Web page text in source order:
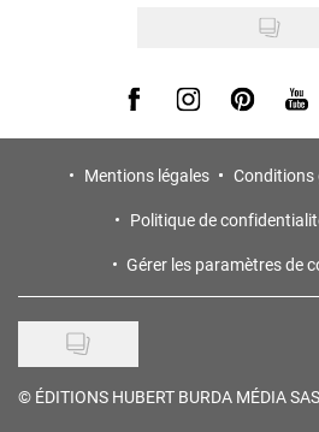
Visit us on Facebook
Visit us on Instagram
Visit us onVisit
Mentions légales
Conditions
Politique de
Gérer les paramètres de
© ÉDITIONS HUBERT BURDA MÉDIA